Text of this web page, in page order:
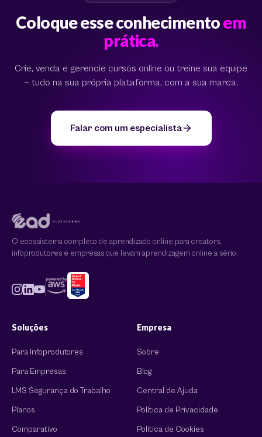
Coloque esse conhecimentoem
prática.
Crie, venda e gerencie cursos online ou treine sua equipe
— tudo na sua própria plataforma, com a sua marca.
Falar com um especialista
O ecossistema completo de aprendizado online para creators,
infoprodutores e empresas que levam aprendizagem online a sério.
Soluções
Para Infoprodutores
Para Empresas
LMS Segurança do Trabalho
Planos
Comparativo
Empresa
Sobre
Blog
Central de Ajuda
Política de Privacidade
Política de Cookies